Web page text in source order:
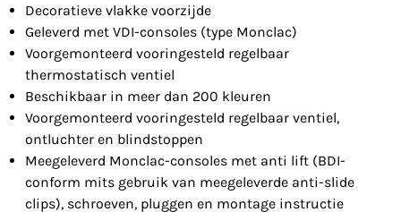
Decoratieve vlakke voorzijde
Geleverd met VDI-consoles (type Monclac)
Voorgemonteerd vooringesteld regelbaar
thermostatisch ventiel
Beschikbaar in meer dan 200 kleuren
Voorgemonteerd vooringesteld regelbaar ventiel,
ontluchter en blindstoppen
Meegeleverd Monclac-consoles met anti lift (BDI-
conform mits gebruik van meegeleverde anti-slide
clips), schroeven, pluggen en montage instructie